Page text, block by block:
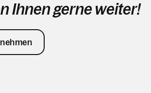
Ihnen gerne weiter!